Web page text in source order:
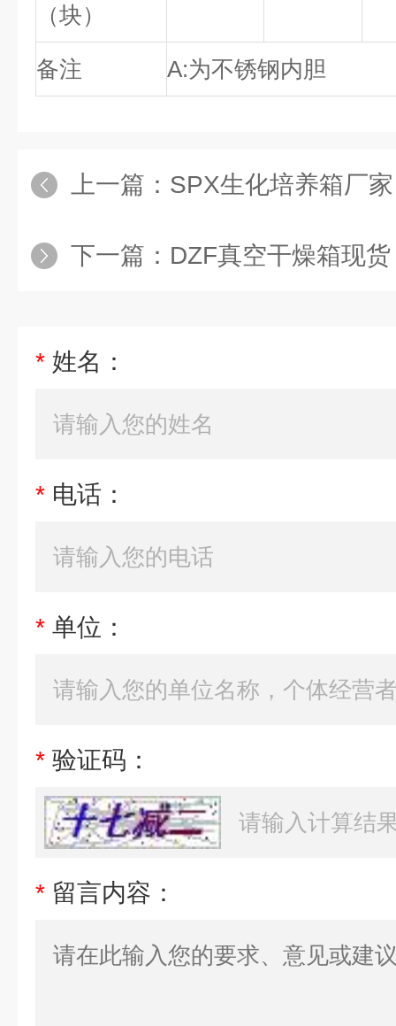
（块）
备注 A:为不锈钢内胆
上一篇： SPX生化培养箱厂家
下一篇： DZF真空干燥箱现货
* 姓名：
* 电话：
* 单位：
* 验证码：
* 留言内容：